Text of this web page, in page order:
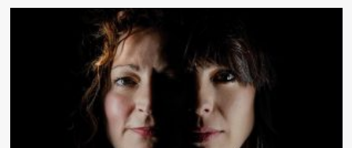
su
Bob
Dylan
all’Arena
Santa
Giuliana
di
Perugia:
no-
jazz,